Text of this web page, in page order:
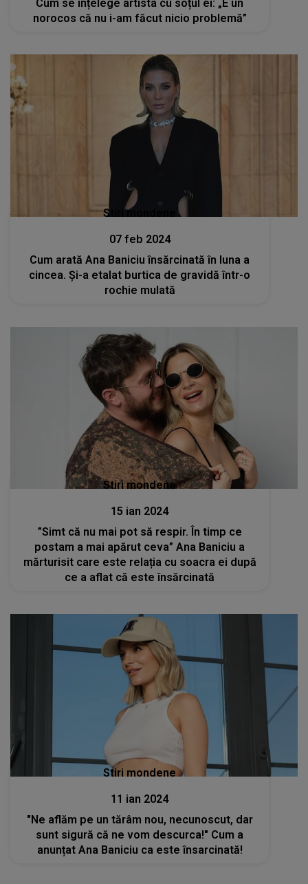
Cum se înțelege artista cu soțul ei: „E un
norocos că nu i-am făcut nicio problemă”
Stiri mondene
07 feb 2024
Cum arată Ana Baniciu însărcinată în luna a
cincea. Și-a etalat burtica de gravidă într-o
rochie mulată
Stiri mondene
15 ian 2024
”Simt că nu mai pot să respir. În timp ce
postam a mai apărut ceva” Ana Baniciu a
mărturisit care este relația cu soacra ei după
ce a aflat că este însărcinată
Stiri mondene
11 ian 2024
"Ne aflăm pe un tărâm nou, necunoscut, dar
sunt sigură că ne vom descurca!" Cum a
anunțat Ana Baniciu ca este însarcinată!